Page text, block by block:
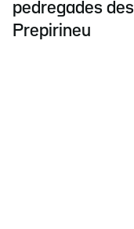
pedregades
Prepirineu